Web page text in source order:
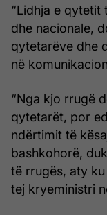
“Lidhja e qytetit
dhe nacionale,
qytetarëve dhe
në
“Nga kjo rrugë
qytetarët, por
ndërtimit të
bashkohorë,
të rrugës, aty
tej kryeministri